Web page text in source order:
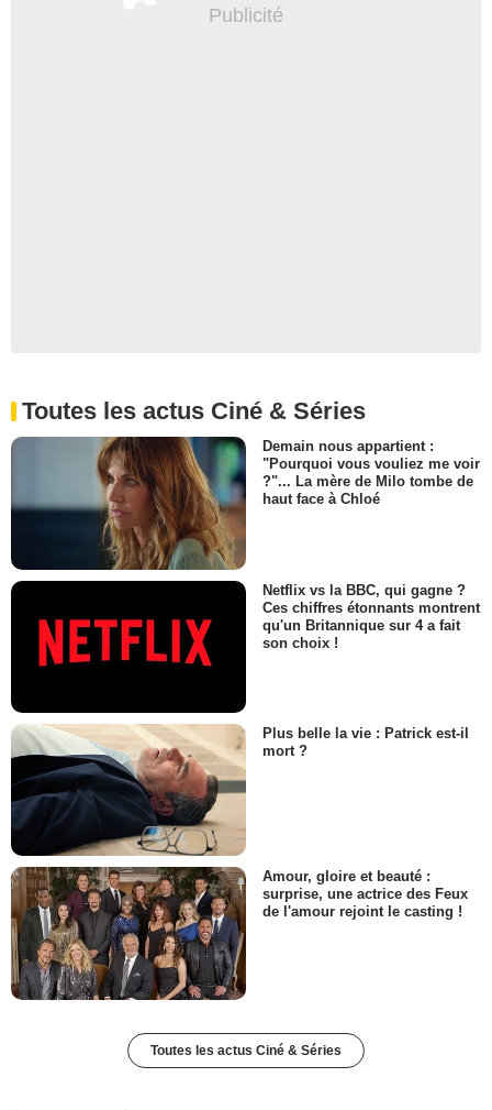
Toutes les actus Ciné & Séries
Demain nous appartient :
"Pourquoi vous vouliez me voir
?"... La mère de Milo tombe de
haut face à Chloé
Netflix vs la BBC, qui gagne ?
Ces chiffres étonnants montrent
qu'un Britannique sur 4 a fait
son choix !
Plus belle la vie : Patrick est-il
mort ?
Amour, gloire et beauté :
surprise, une actrice des Feux
de l'amour rejoint le casting !
Toutes les actus Ciné & Séries